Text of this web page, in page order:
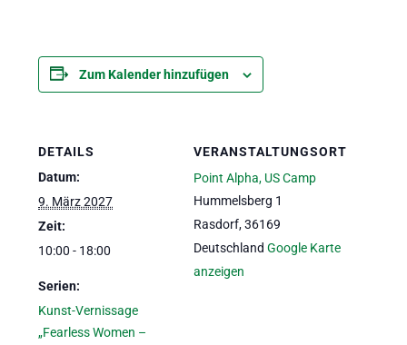
Zum Kalender hinzufügen
DETAILS
Datum:
9. März 2027
Zeit:
10:00 - 18:00
Serien:
Kunst-Vernissage
„Fearless Women –
VERANSTALTUNGSORT
Point Alpha, US Camp
Hummelsberg 1
Rasdorf, 36169
Deutschland Google Karte
anzeigen